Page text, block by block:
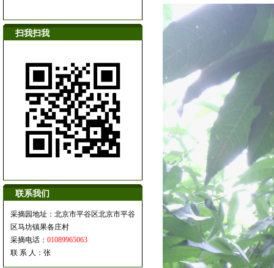
扫我扫我
联系我们
采摘园地址：北京市平谷区北京市平谷
区马坊镇果各庄村
采摘电话： 01089965063
联 系 人：张